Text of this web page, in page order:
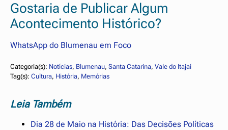
Gostaria de Publicar Algum
Acontecimento Histórico?
WhatsApp do Blumenau em Foco
Categoria(s): Notícias, Blumenau, Santa Catarina, Vale do Itajaí
Tag(s): Cultura, História, Memórias
Leia Também
Dia 28 de Maio na História: Das Decisões Políticas